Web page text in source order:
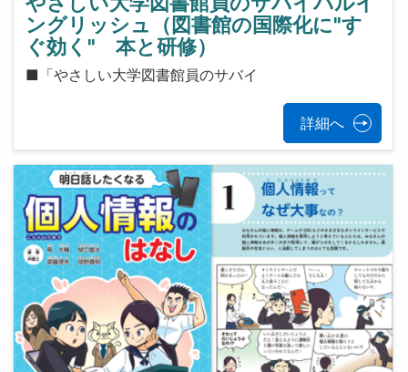
ングリッシュ（図書館の国際化に"す
ぐ効く" 本と研修）
■「やさしい大学図書館員のサバイ
詳細へ